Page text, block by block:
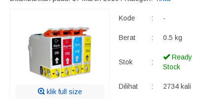
klik full size
Kode : -
Berat : 0.5 kg
Stok :
Ready
Stock
Dilihat : 2734 kali